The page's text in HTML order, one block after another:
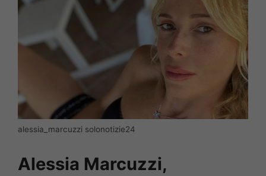
alessia_marcuzzi solonotizie24
Alessia Marcuzzi,